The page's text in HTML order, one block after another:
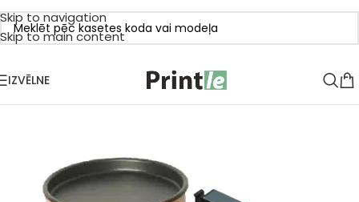
Skip to navigation
Skip to main content
IZVĒLNE